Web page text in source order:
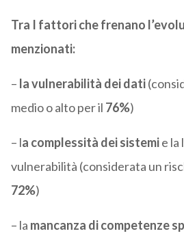
Tra I fattori che frenano
menzionati:
– la vulnerabilità dei dati
medio o alto per il 76%)
– la complessità dei sistemie la
vulnerabilità (considerata un
72%)
– la mancanza di competenze